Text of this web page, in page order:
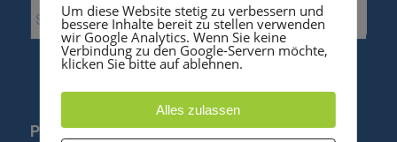
PRODUKTE
Um diese Website stetig zu verbessern und
bessere Inhalte bereit zu stellen verwenden
wir Google Analytics. Wenn Sie keine
Verbindung zu den Google-Servern möchte,
klicken Sie bitte auf ablehnen.
Alles zulassen